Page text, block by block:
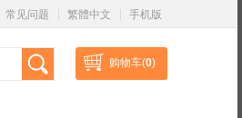
常见问题 繁體中文 手机版
购物车(0)